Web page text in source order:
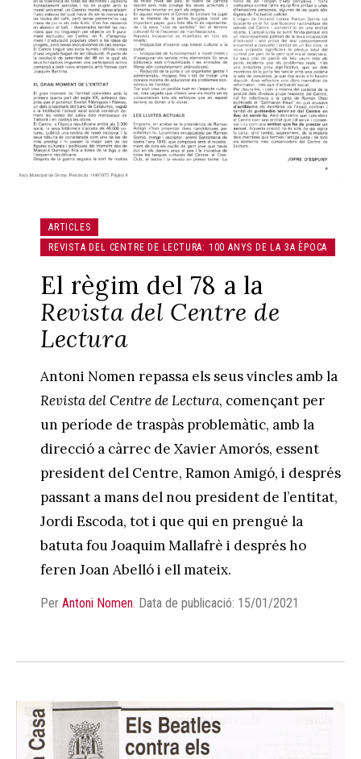
ARTICLES
REVISTA DEL CENTRE DE LECTURA: 100 ANYS DE LA 3A ÈPOCA
El règim del 78 a la
Revista del Centre de
Lectura
Antoni Nomen repassa els seus vincles amb la
Revista del Centre de Lectura, començant per
un període de traspàs problemàtic, amb la
direcció a càrrec de Xavier Amorós, essent
president del Centre, Ramon Amigó, i després
passant a mans del nou president de l’entitat,
Jordi Escoda, tot i que qui en prengué la
batuta fou Joaquim Mallafrè i després ho
feren Joan Abelló i ell mateix.
Per Antoni Nomen Data de publicació: 15/01/2021